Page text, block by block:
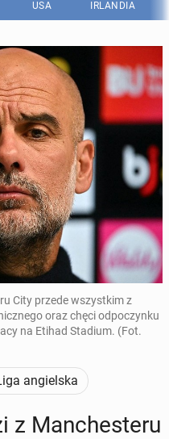
USA IRLANDIA
City przede wszystkim z
oraz chęci odpoczynku
na Etihad Stadium. (Fot.
angielska
z Man­che­ste­ru